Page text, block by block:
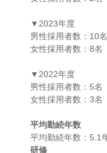
▼2023年度
男性採用者数：10名
女性採用者数：8名
▼2022年度
男性採用者数：5名
女性採用者数：3名
平均勤続年数
研修